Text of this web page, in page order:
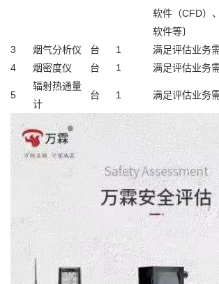
软件（CFD）
软件等〕
3
烟气分析仪 台 1
满足评估业务
4
烟密度仪 台 1 满足评估业务
5
辐射热通量
计
台 1 满足评估业务